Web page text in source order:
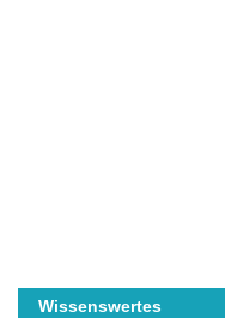
Wissenswertes